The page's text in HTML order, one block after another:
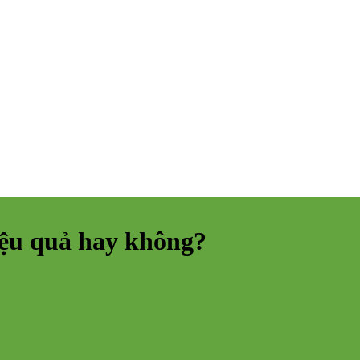
quả hay không?